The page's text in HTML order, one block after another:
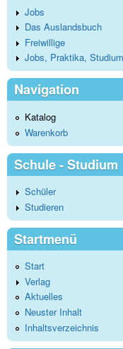
Jobs
Das Auslandsbuch
Freiwillige
Jobs, Praktika, Studium
Navigation
Katalog
Warenkorb
Schule - Studium
Schüler
Studieren
Startmenü
Start
Verlag
Aktuelles
Neuster Inhalt
Inhaltsverzeichnis